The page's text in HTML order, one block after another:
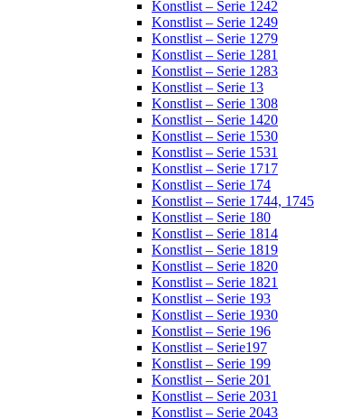
Konstlist – Serie 1242
Konstlist – Serie 1249
Konstlist – Serie 1279
Konstlist – Serie 1281
Konstlist – Serie 1283
Konstlist – Serie 13
Konstlist – Serie 1308
Konstlist – Serie 1420
Konstlist – Serie 1530
Konstlist – Serie 1531
Konstlist – Serie 1717
Konstlist – Serie 174
Konstlist – Serie 1744, 1745
Konstlist – Serie 180
Konstlist – Serie 1814
Konstlist – Serie 1819
Konstlist – Serie 1820
Konstlist – Serie 1821
Konstlist – Serie 193
Konstlist – Serie 1930
Konstlist – Serie 196
Konstlist – Serie197
Konstlist – Serie 199
Konstlist – Serie 201
Konstlist – Serie 2031
Konstlist – Serie 2043